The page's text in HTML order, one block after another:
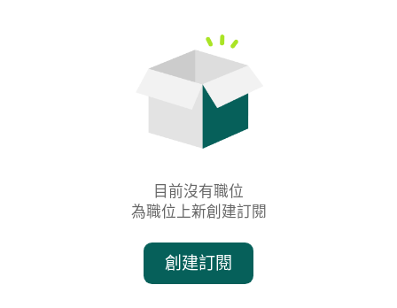
目前沒有職位
為職位上新創建訂閱
創建訂閱